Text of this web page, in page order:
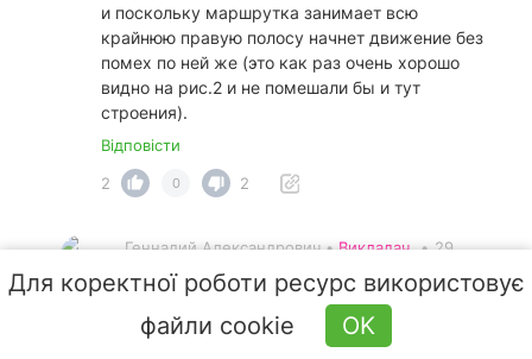
и поскольку маршрутка занимает всю
крайнюю правую полосу начнет движение без
помех по ней же (это как раз очень хорошо
видно на рис.2 и не помешали бы и тут
строения).
Відповісти
2
0 2
Геннадий Александрович •Викладач • 29
вересня 2020 06:55
Коллега, где Вы откопали этот "участок с
застроенной территорией"? Есть же простое
Для коректної роботи ресурс використовує
файли cookie
OK